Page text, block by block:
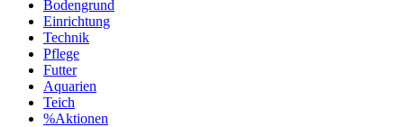
Bodengrund
Einrichtung
Technik
Pflege
Futter
Aquarien
Teich
%Aktionen